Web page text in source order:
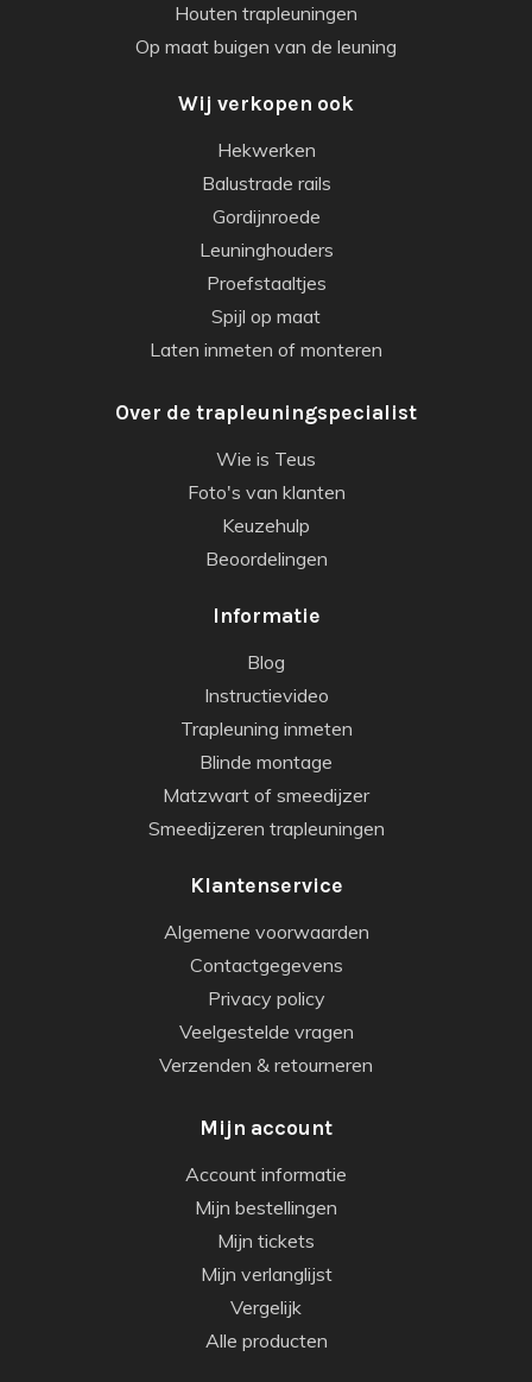
Houten trapleuningen
Op maat buigen van de leuning
Wij verkopen ook
Hekwerken
Balustrade rails
Gordijnroede
Leuninghouders
Proefstaaltjes
Spijl op maat
Laten inmeten of monteren
Over de trapleuningspecialist
Wie is Teus
Foto's van klanten
Keuzehulp
Beoordelingen
Informatie
Blog
Instructievideo
Trapleuning inmeten
Blinde montage
Matzwart of smeedijzer
Smeedijzeren trapleuningen
Klantenservice
Algemene voorwaarden
Contactgegevens
Privacy policy
Veelgestelde vragen
Verzenden & retourneren
Mijn account
Account informatie
Mijn bestellingen
Mijn tickets
Mijn verlanglijst
Vergelijk
Alle producten